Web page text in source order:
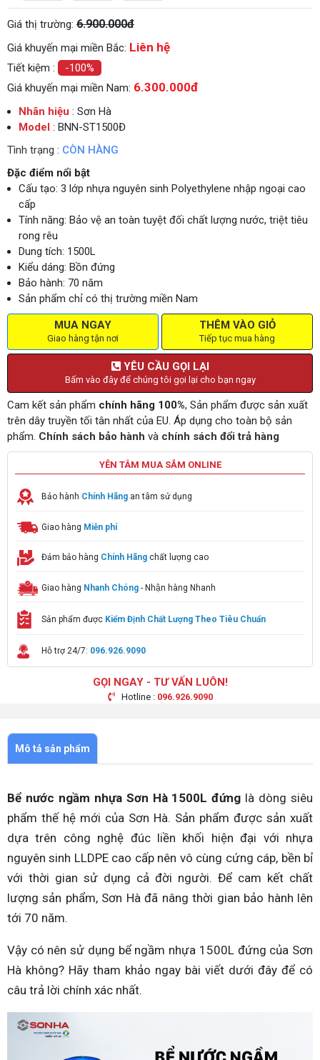
Giá thị trường: 6.900.000đ
Giá khuyến mại miền Bắc: Liên hệ
Tiết kiệm :
-100%
Giá khuyến mại miền Nam: 6.300.000đ
Nhãn hiệu : Sơn Hà
Model : BNN-ST1500Đ
Tình trạng : CÒN HÀNG
Đặc điểm nổi bật
Cấu tạo: 3 lớp nhựa nguyên sinh Polyethylene nhập ngoại cao
cấp
Tính năng: Bảo vệ an toàn tuyệt đối chất lượng nước, triệt tiêu
rong rêu
Dung tích: 1500L
Kiểu dáng: Bồn đứng
Bảo hành: 70 năm
Sản phẩm chỉ có thị trường miền Nam
MUA NGAY
Giao hàng tận nơi
THÊM VÀO GIỎ
Tiếp tục mua hàng
YÊU CẦU GỌI LẠI
Bấm vào đây để chúng tôi gọi lại cho bạn ngay
Cam kết sản phẩm chính hãng 100%, Sản phẩm được sản xuất
trên dây truyền tối tân nhất của EU. Áp dụng cho toàn bộ sản
phẩm. Chính sách bảo hành và chính sách đổi trả hàng
YÊN TÂM MUA SẮM ONLINE
Bảo hành Chính Hãng an tâm sử dụng
Giao hàng Miễn phí
Đảm bảo hàng Chính Hãng chất lượng cao
Giao hàng Nhanh Chóng - Nhận hàng Nhanh
Sản phẩm được Kiểm Định Chất Lượng Theo Tiêu Chuẩn
Hỗ trợ 24/7: 096.926.9090
GỌI NGAY - TƯ VẤN LUÔN!
Hotline : 096.926.9090
Mô tả sản phẩm
Bể nước ngầm nhựa Sơn Hà 1500L đứng là dòng siêu
phẩm thế hệ mới của Sơn Hà. Sản phẩm được sản xuất
dựa trên công nghệ đúc liền khối hiện đại với nhựa
nguyên sinh LLDPE cao cấp nên vô cùng cứng cáp, bền bỉ
với thời gian sử dụng cả đời người. Để cam kết chất
lượng sản phẩm, Sơn Hà đã nâng thời gian bảo hành lên
tới 70 năm.
Vậy có nên sử dụng bể ngầm nhựa 1500L đứng của Sơn
Hà không? Hãy tham khảo ngay bài viết dưới đây để có
câu trả lời chính xác nhất.